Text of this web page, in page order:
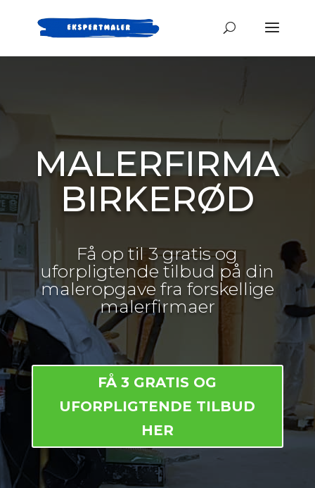
MALERFIRMA
BIRKERØD
Få op til 3 gratis og
uforpligtende tilbud på din
maleropgave fra forskellige
malerfirmaer
FÅ 3 GRATIS OG
UFORPLIGTENDE TILBUD
HER